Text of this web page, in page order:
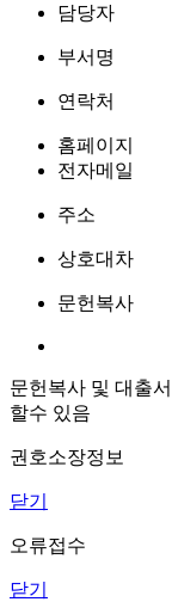
담당자
부서명
연락처
홈페이지
전자메일
주소
상호대차
문헌복사
문헌복사 및 대출
할수 있음
권호소장정보
닫기
오류접수
닫기